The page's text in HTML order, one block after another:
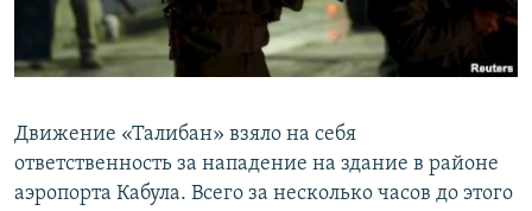
Движение «Талибан» взяло на себя
ответственность за нападение на здание в районе
аэропорта Кабула. Всего за несколько часов до этого